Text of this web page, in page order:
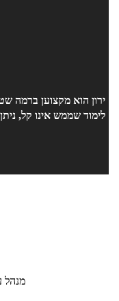
לימוד שממש אינו קל,
מנהל